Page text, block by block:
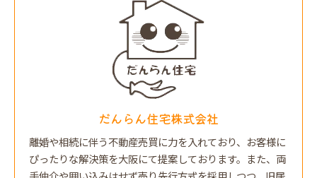
だんらん住宅株式会社
離婚や相続に伴う不動産売買に力を入れており、お客様に
ぴったりな解決策を大阪にて提案しております。また、両